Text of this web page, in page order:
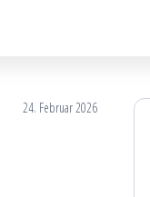
24. Februar 2026